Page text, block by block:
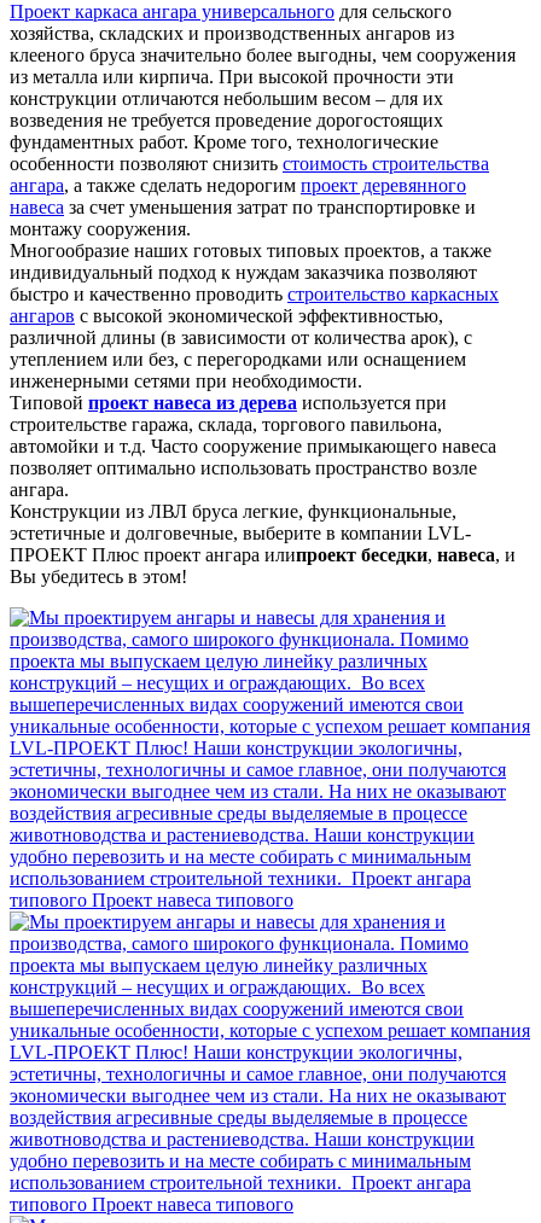
Проект каркаса ангара универсального для сельского
хозяйства, складских и производственных ангаров из
клееного бруса значительно более выгодны, чем сооружения
из металла или кирпича. При высокой прочности эти
конструкции отличаются небольшим весом – для их
возведения не требуется проведение дорогостоящих
фундаментных работ. Кроме того, технологические
особенности позволяют снизить стоимость строительства
ангара, а также сделать недорогим проект деревянного
навеса за счет уменьшения затрат по транспортировке и
монтажу сооружения.
Многообразие наших готовых типовых проектов, а также
индивидуальный подход к нуждам заказчика позволяют
быстро и качественно проводить строительство каркасных
ангаров с высокой экономической эффективностью,
различной длины (в зависимости от количества арок), с
утеплением или без, с перегородками или оснащением
инженерными сетями при необходимости.
Типовой проект навеса из дерева используется при
строительстве гаража, склада, торгового павильона,
автомойки и т.д. Часто сооружение примыкающего навеса
позволяет оптимально использовать пространство возле
ангара.
Конструкции из ЛВЛ бруса легкие, функциональные,
эстетичные и долговечные, выберите в компании LVL-
ПРОЕКТ Плюс проект ангара илипроект беседки, навеса, и
Вы убедитесь в этом!